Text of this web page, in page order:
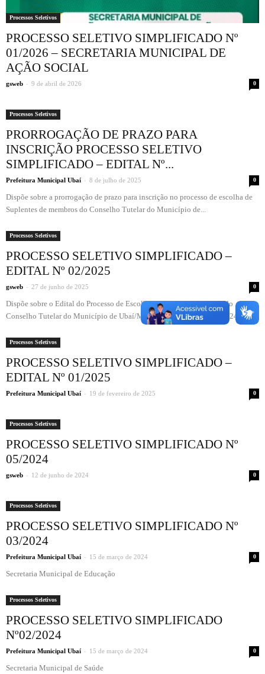
Processos Seletivos
PROCESSO SELETIVO SIMPLIFICADO Nº
01/2026 – SECRETARIA MUNICIPAL DE
AÇÃO SOCIAL
gsweb - 9 de abril de 2026 0
Processos Seletivos
PRORROGAÇÃO DE PRAZO PARA
INSCRIÇÃO PROCESSO SELETIVO
SIMPLIFICADO – EDITAL Nº...
Prefeitura Municipal Ubaí - 8 de julho de 2025 0
Dispõe sobre a prorrogação de prazo para inscrição no processo de escolha de
Suplentes de membros do Conselho Tutelar do Município de...
Processos Seletivos
PROCESSO SELETIVO SIMPLIFICADO –
EDITAL Nº 02/2025
gsweb - 27 de junho de 2025 0
Dispõe sobre o Edital do Processo de Escolha de membros suplentes do
Conselho Tutelar do Município de Ubaí/MG, referente ao mandato 2024/2027.
Processos Seletivos
PROCESSO SELETIVO SIMPLIFICADO –
EDITAL Nº 01/2025
Prefeitura Municipal Ubaí - 19 de fevereiro de 2025 0
Processos Seletivos
PROCESSO SELETIVO SIMPLIFICADO Nº
05/2024
gsweb - 12 de junho de 2024 0
Processos Seletivos
PROCESSO SELETIVO SIMPLIFICADO Nº
03/2024
Prefeitura Municipal Ubaí - 15 de março de 2024 0
Secretaria Municipal de Educação
Processos Seletivos
PROCESSO SELETIVO SIMPLIFICADO
Nº02/2024
Prefeitura Municipal Ubaí - 15 de março de 2024 0
Secretaria Municipal de Saúde